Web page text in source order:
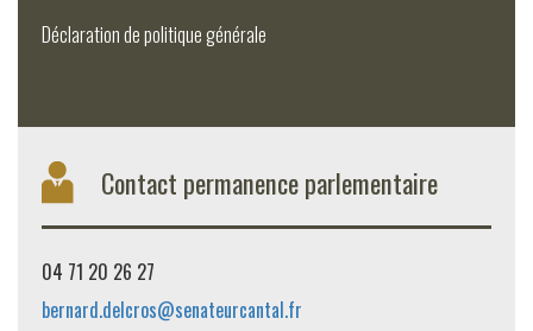
Déclaration de politique générale
Contact permanence parlementaire
04 71 20 26 27
bernard.delcros@senateurcantal.fr